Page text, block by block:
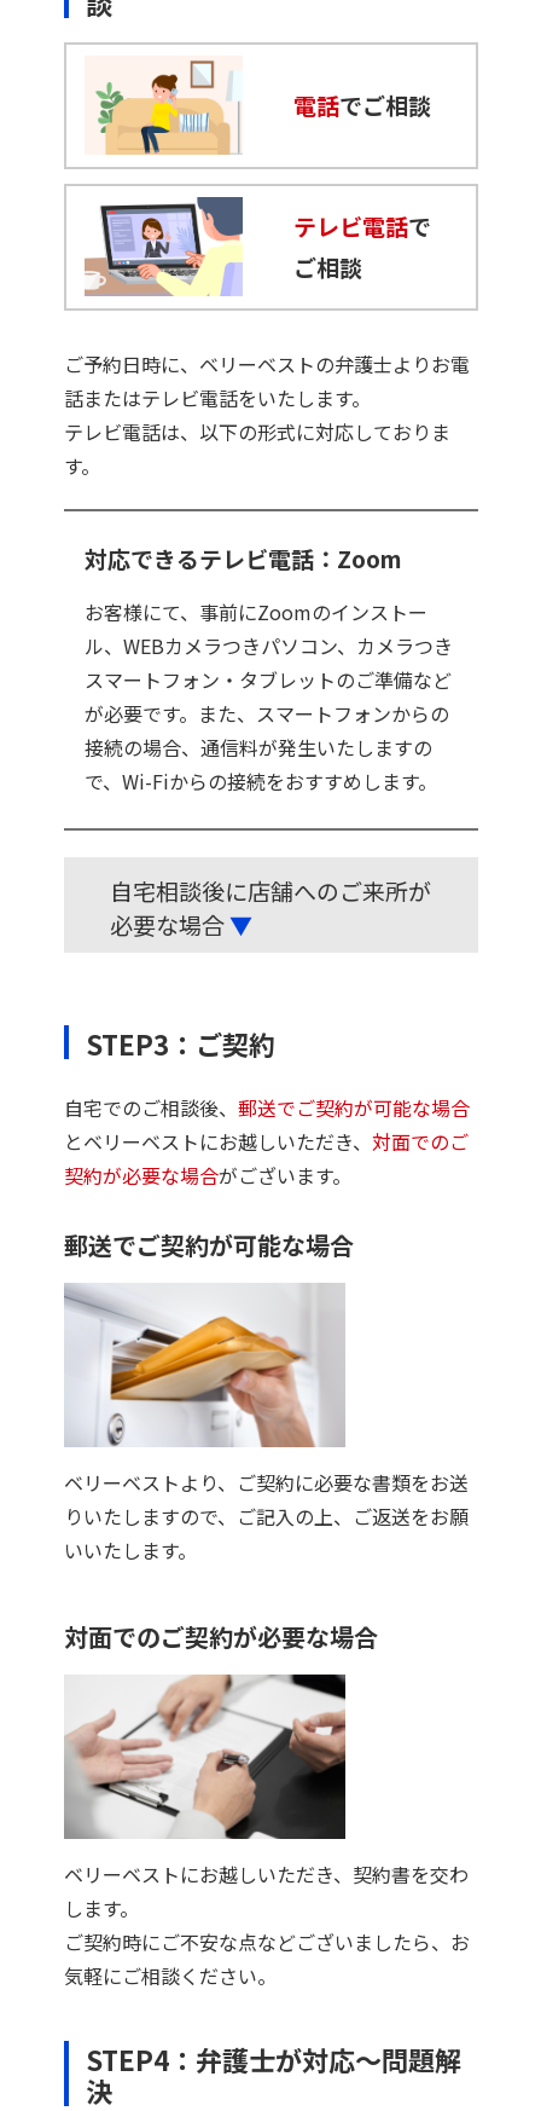
電話でご相談
テレビ電話で
ご相談
ご予約日時に、ベリーベストの弁護士よりお電
話またはテレビ電話をいたします。
テレビ電話は、以下の形式に対応しておりま
す。
対応できるテレビ電話：Zoom
お客様にて、事前にZoomのインストー
ル、WEBカメラつきパソコン、カメラつき
スマートフォン・タブレットのご準備など
が必要です。また、スマートフォンからの
接続の場合、通信料が発生いたしますの
で、Wi-Fiからの接続をおすすめします。
自宅相談後に店舗へのご来所が
必要な場合▼
STEP3：ご契約
自宅でのご相談後、 郵送でご契約が可能な場合
とベリーベストにお越しいただき、 対面でのご
契約が必要な場合がございます。
郵送でご契約が可能な場合
ベリーベストより、ご契約に必要な書類をお送
りいたしますので、ご記入の上、ご返送をお願
いいたします。
対面でのご契約が必要な場合
ベリーベストにお越しいただき、契約書を交わ
します。
ご契約時にご不安な点などございましたら、お
気軽にご相談ください。
STEP4：弁護士が対応～問題解
決